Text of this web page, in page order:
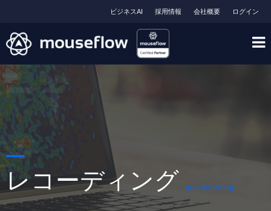
ログイン
会社概要
採用情報
ビジネスAI
レコーディング qa-recording